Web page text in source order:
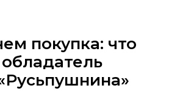
покупка: что